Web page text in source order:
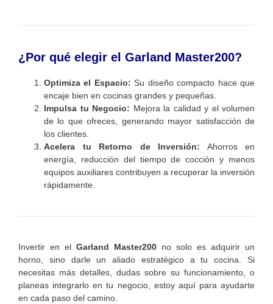
¿Por qué elegir el Garland Master200?
Optimiza el Espacio: Su diseño compacto hace que
encaje bien en cocinas grandes y pequeñas.
Impulsa tu Negocio: Mejora la calidad y el volumen
de lo que ofreces, generando mayor satisfacción de
los clientes.
Acelera tu Retorno de Inversión: Ahorros en
energía, reducción del tiempo de cocción y menos
equipos auxiliares contribuyen a recuperar la inversión
rápidamente.
Invertir en el Garland Master200 no solo es adquirir un
horno, sino darle un aliado estratégico a tu cocina. Si
necesitas más detalles, dudas sobre su funcionamiento, o
planeas integrarlo en tu negocio, estoy aquí para ayudarte
en cada paso del camino.